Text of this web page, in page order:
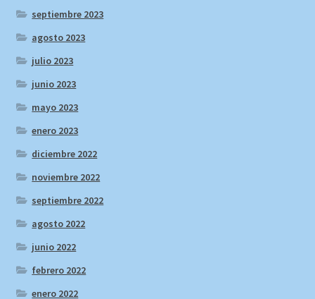
septiembre 2023
agosto 2023
julio 2023
junio 2023
mayo 2023
enero 2023
diciembre 2022
noviembre 2022
septiembre 2022
agosto 2022
junio 2022
febrero 2022
enero 2022